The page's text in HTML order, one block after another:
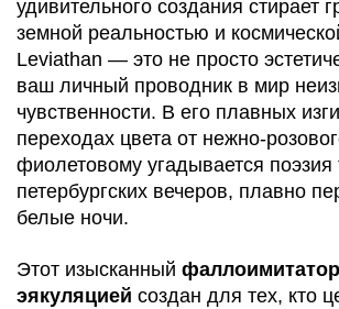
удивительного создания стирает
земной реальностью и
Leviathan — это не просто
ваш личный проводник в мир
чувственности. В его плавных
переходах цвета от нежно-
фиолетовому угадывается
петербургских вечеров, плавно
белые ночи.
Этот изысканный
эякуляцией создан для тех, кто